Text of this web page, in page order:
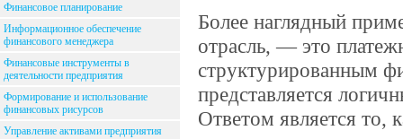
Финансовое планирование
Информационное обеспечение
финансового менеджера
Финансовые инструменты в
деятельности предприятия
Формирование и использование
финансовых рисурсов
Управление активами предприятия
Более наглядный
отрасль, — это
структурированным
представляется
Ответом является то,